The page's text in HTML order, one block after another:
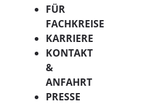
FÜR
FACHKREISE
KARRIERE
KONTAKT
&
ANFAHRT
PRESSE